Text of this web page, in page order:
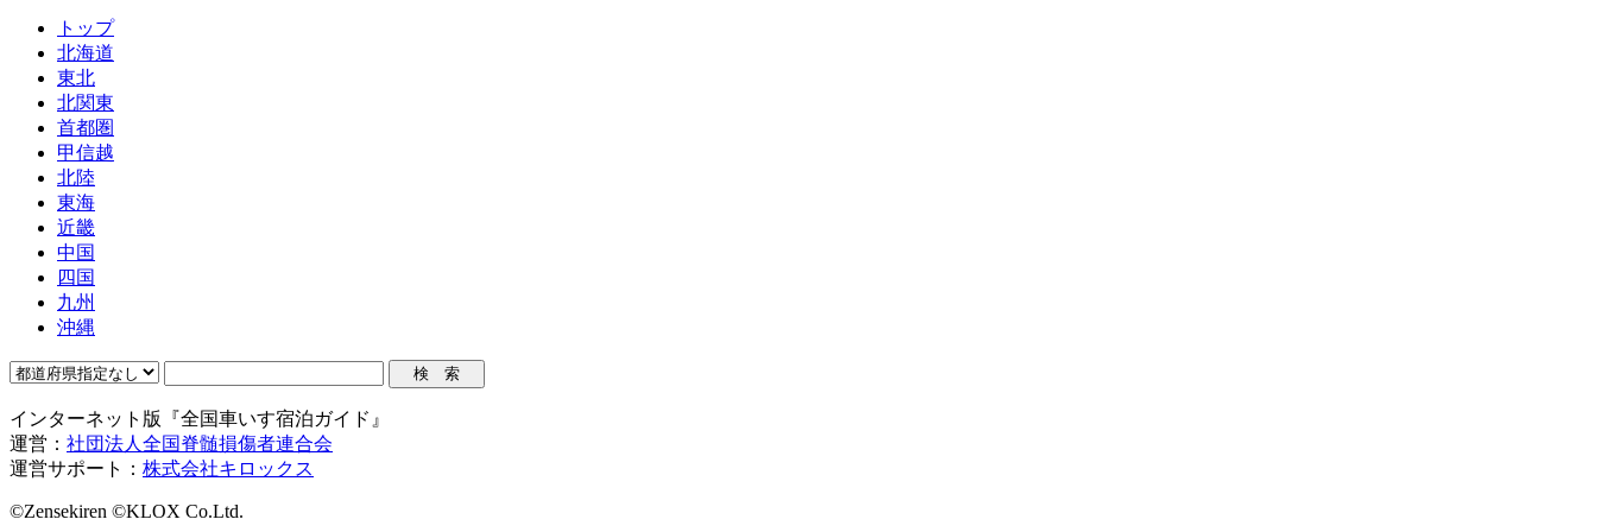
トップ
北海道
東北
北関東
首都圏
甲信越
北陸
東海
近畿
中国
四国
九州
沖縄
インターネット版『全国車いす宿泊ガイド』
運営： 社団法人全国脊髄損傷者連合会
運営サポート： 株式会社キロックス
©Zensekiren ©KLOX Co.Ltd.